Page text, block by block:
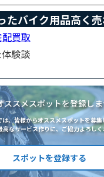
たバイク用品高く売
買取
験談
ススメスポットを登録し
は、皆様からオススメスポットを募
なサービス作りに、ご協力よろしく
スポットを登録する